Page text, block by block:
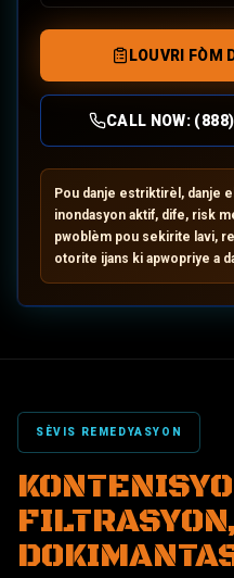
LOUVRI FÒM
CALL NOW:
Pou danje estriktirèl, danje
inondasyon aktif, dife, risk
pwoblèm pou sekirite lavi,
otorite ijans ki apwopriye a
SÈVIS REMEDYASYON